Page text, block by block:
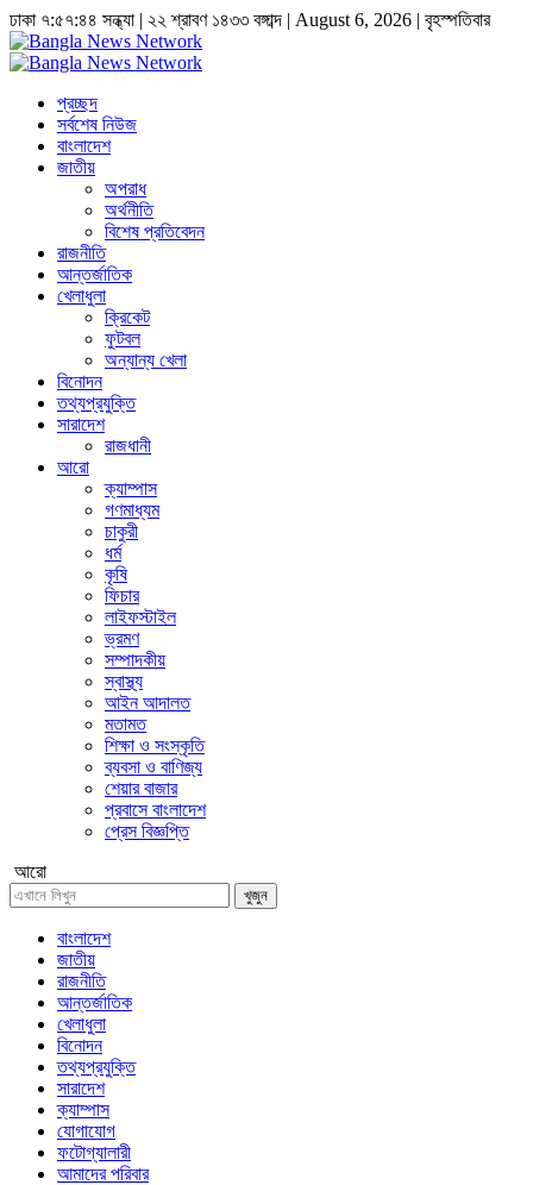
ঢাকা ৭:৫৭:৪৫ সন্ধ্যা | ২২ শ্রাবণ ১৪৩৩ বঙ্গাব্দ | August 6, 2026 | বৃহস্পতিবার
প্রচ্ছদ
সর্বশেষ নিউজ
বাংলাদেশ
জাতীয়
অপরাধ
অর্থনীতি
বিশেষ প্রতিবেদন
রাজনীতি
আন্তর্জাতিক
খেলাধুলা
ক্রিকেট
ফুটবল
অন্যান্য খেলা
বিনোদন
তথ্যপ্রযুক্তি
সারাদেশ
রাজধানী
আরো
ক্যাম্পাস
গণমাধ্যম
চাকুরী
ধর্ম
কৃষি
ফিচার
লাইফস্টাইল
ভ্রমণ
সম্পাদকীয়
স্বাস্থ্য
আইন আদালত
মতামত
শিক্ষা ও সংস্কৃতি
ব্যবসা ও বাণিজ্য
শেয়ার বাজার
প্রবাসে বাংলাদেশ
প্রেস বিজ্ঞপ্তি
আরো
খুজুন
বাংলাদেশ
জাতীয়
রাজনীতি
আন্তর্জাতিক
খেলাধুলা
বিনোদন
তথ্যপ্রযুক্তি
সারাদেশ
ক্যাম্পাস
যোগাযোগ
ফটোগ্যালারী
আমাদের পরিবার